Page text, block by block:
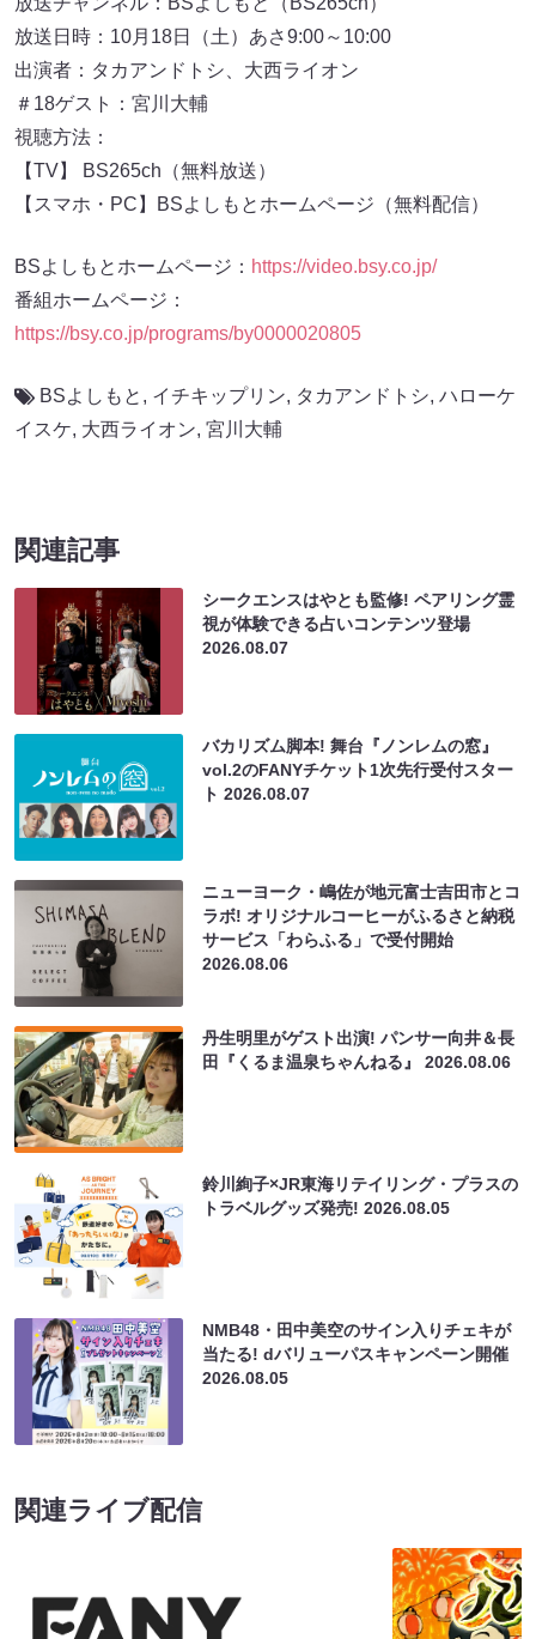
放送日時：10月18日（土）あさ9:00～10:00
出演者：タカアンドトシ、大西ライオン
＃18ゲスト：宮川大輔
視聴方法：
【TV】 BS265ch（無料放送）
【スマホ・PC】BSよしもとホームページ（無料配信）
BSよしもとホームページ： https://video.bsy.co.jp/
番組ホームページ：
https://bsy.co.jp/programs/by0000020805
BSよしもと , イチキップリン, タカアンドトシ, ハローケ
イスケ, 大西ライオン, 宮川大輔
関連記事
シークエンスはやとも監修! ペアリング霊
視が体験できる占いコンテンツ登場
2026.08.07
バカリズム脚本! 舞台『ノンレムの窓』
vol.2のFANYチケット1次先行受付スター
ト2026.08.07
ニューヨーク・嶋佐が地元富士吉田市とコ
ラボ! オリジナルコーヒーがふるさと納税
サービス「わらふる」で受付開始
2026.08.06
丹生明里がゲスト出演! パンサー向井＆長
田『くるま温泉ちゃんねる』2026.08.06
鈴川絢子×JR東海リテイリング・プラスの
トラベルグッズ発売!2026.08.05
NMB48・田中美空のサイン入りチェキが
当たる! dバリューパスキャンペーン開催
2026.08.05
関連ライブ配信